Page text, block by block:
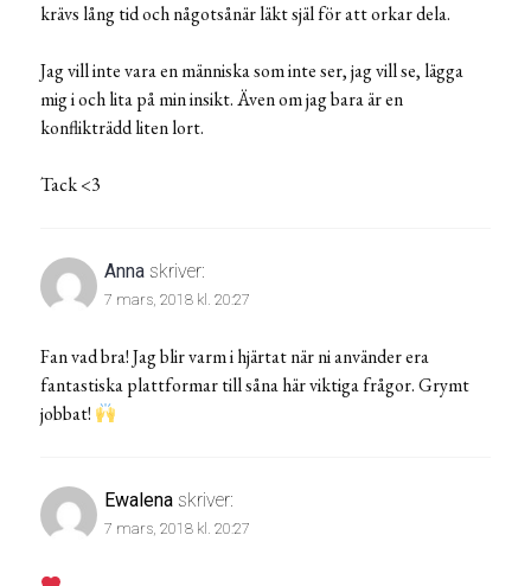
krävs lång tid och någotsånär läkt själ för att orkar dela.
Jag vill inte vara en människa som inte ser, jag vill se, lägga
mig i och lita på min insikt. Även om jag bara är en
konflikträdd liten lort.
Tack <3
Anna skriver:
7 mars, 2018 kl. 20:27
Fan vad bra! Jag blir varm i hjärtat när ni använder era
fantastiska plattformar till såna här viktiga frågor. Grymt
jobbat!
Ewalena skriver:
7 mars, 2018 kl. 20:27